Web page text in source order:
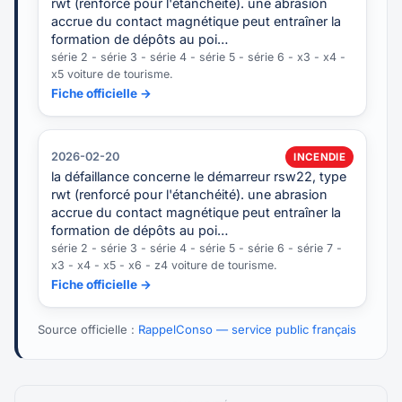
accrue du contact magnétique peut entraîner la
formation de dépôts au poi…
série 2 - série 3 - série 4 - série 5 - série 6 - x3 - x4 -
x5 voiture de tourisme.
Fiche officielle →
2026-02-20 INCENDIE
la défaillance concerne le démarreur rsw22, type
rwt (renforcé pour l'étanchéité). une abrasion
accrue du contact magnétique peut entraîner la
formation de dépôts au poi…
série 2 - série 3 - série 4 - série 5 - série 6 - série 7 -
x3 - x4 - x5 - x6 - z4 voiture de tourisme.
Fiche officielle →
Source officielle : RappelConso — service public français